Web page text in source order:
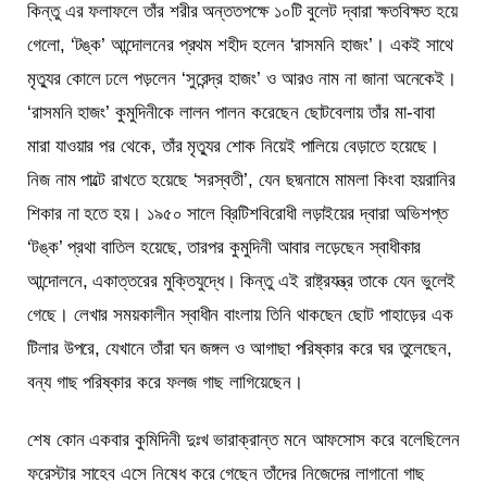
কিন্তু এর ফলাফলে তাঁর শরীর অন্ততপক্ষে ১০টি বুলেট দ্বারা ক্ষতবিক্ষত হয়ে
গেলো, ‘টঙ্ক’ আন্দোলনের প্রথম শহীদ হলেন ‘রাসমনি হাজং’। একই সাথে
মৃত্যুর কোলে ঢলে পড়লেন ‘সুরেন্দ্র হাজং’ ও আরও নাম না জানা অনেকেই।
‘রাসমনি হাজং’ কুমুদিনীকে লালন পালন করেছেন ছোটবেলায় তাঁর মা-বাবা
মারা যাওয়ার পর থেকে, তাঁর মৃত্যুর শোক নিয়েই পালিয়ে বেড়াতে হয়েছে।
নিজ নাম পাল্টে রাখতে হয়েছে ‘সরস্বতী’, যেন ছদ্মনামে মামলা কিংবা হয়রানির
শিকার না হতে হয়। ১৯৫০ সালে ব্রিটিশবিরোধী লড়াইয়ের দ্বারা অভিশপ্ত
‘টঙ্ক’ প্রথা বাতিল হয়েছে, তারপর কুমুদিনী আবার লড়েছেন স্বাধীকার
আন্দোলনে, একাত্তরের মুক্তিযুদ্ধে। কিন্তু এই রাষ্ট্রযন্ত্র তাকে যেন ভুলেই
গেছে। লেখার সময়কালীন স্বাধীন বাংলায় তিনি থাকছেন ছোট পাহাড়ের এক
টিলার উপরে, যেখানে তাঁরা ঘন জঙ্গল ও আগাছা পরিষ্কার করে ঘর তুলেছেন,
বন্য গাছ পরিষ্কার করে ফলজ গাছ লাগিয়েছেন।
শেষ কোন একবার কুমিদিনী দুঃখ ভারাক্রান্ত মনে আফসোস করে বলেছিলেন
ফরেস্টার সাহেব এসে নিষেধ করে গেছেন তাঁদের নিজেদের লাগানো গাছ